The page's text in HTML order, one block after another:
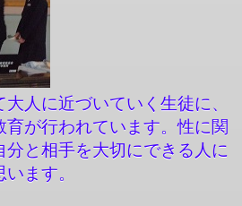
人に近づいていく生徒に、
が行われています。性に関
分と相手を大切にできる人に
ます。